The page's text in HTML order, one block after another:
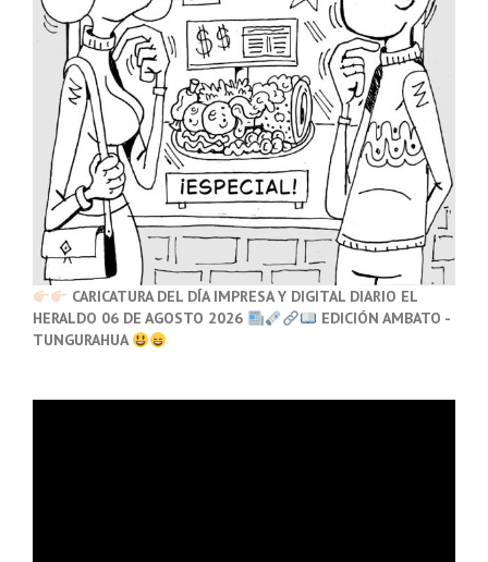
CARICATURA DEL DÍA IMPRESA Y DIGITAL DIARIO EL
HERALDO 06 DE AGOSTO 2026
EDICIÓN AMBATO -
TUNGURAHUA